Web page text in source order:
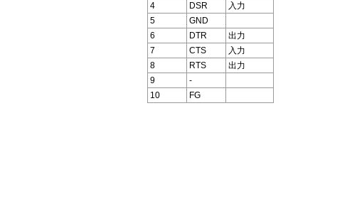
4
DSR
入力
5
GND
6
DTR
出力
7
CTS
入力
8
RTS
出力
9
-
10
FG